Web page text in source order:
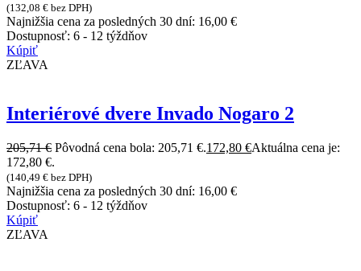
(132,08 € bez DPH)
Najnižšia cena za posledných 30 dní: 16,00 €
Dostupnosť: 6 - 12 týždňov
Kúpiť
ZĽAVA
Interiérové dvere Invado Nogaro 2
205,71€ Pôvodná cena bola: 205,71 €.172,80 €Aktuálna cena je:
172,80 €.
(140,49 € bez DPH)
Najnižšia cena za posledných 30 dní: 16,00 €
Dostupnosť: 6 - 12 týždňov
Kúpiť
ZĽAVA